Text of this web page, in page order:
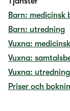
Barn: medicinsk
Barn: utredning
Vuxna:
Vuxna:
Vuxna: utredning
Priser och